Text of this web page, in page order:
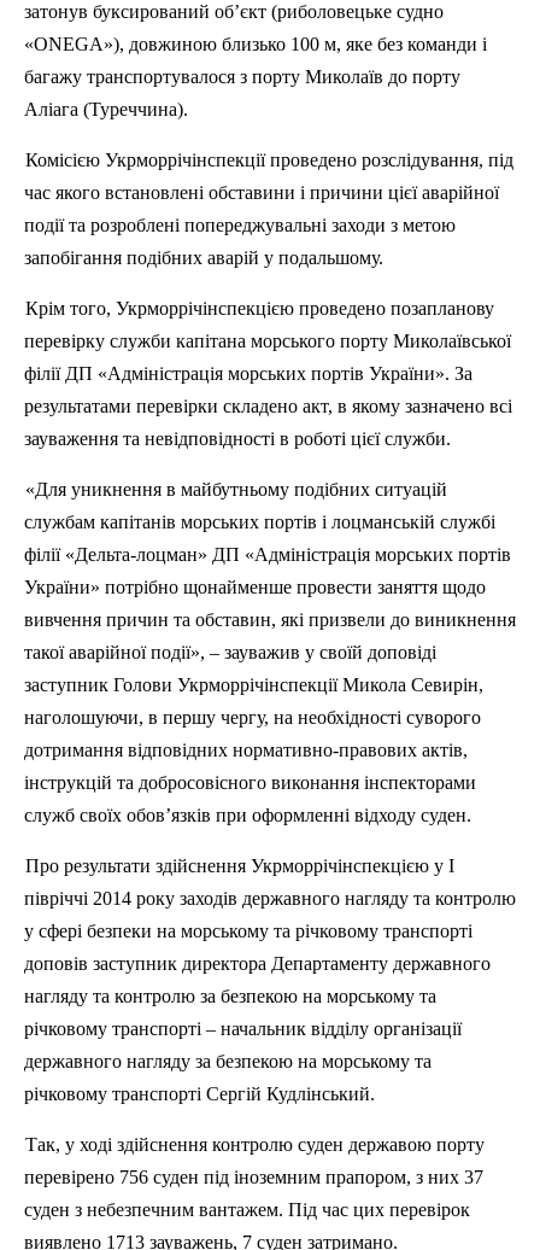
затонув буксирований об’єкт (риболовецьке судно
«ONEGA»), довжиною близько 100 м, яке без команди і
багажу транспортувалося з порту Миколаїв до порту
Аліага (Туреччина).
Комісією Укрморрічінспекціїпроведено розслідування, під
час якого встановлені обставини і причини цієї аварійної
події та розроблені попереджувальні заходи з метою
запобігання подібних аварій у подальшому.
Крім того, Укрморрічінспекцією проведено позапланову
перевірку служби капітана морського порту Миколаївської
філії ДП «Адміністрація морських портів України». За
результатами перевірки складено акт, в якому зазначено всі
зауваження та невідповідності в роботі цієї служби.
«Для уникнення в майбутньому подібних ситуацій
службам капітанів морських портів і лоцманській службі
філії «Дельта-лоцман» ДП «Адміністрація морських портів
України» потрібно щонайменше провести заняття щодо
вивчення причин та обставин, які призвели до виникнення
такої аварійної події», – зауважив у своїй доповіді
заступник Голови УкрморрічінспекціїМикола Севирін,
наголошуючи, в першу чергу, на необхідності суворого
дотримання відповідних нормативно-правових актів,
інструкцій та добросовісного виконання інспекторами
служб своїх обов’язків при оформленні відходу суден.
Про результати здійснення Укрморрічінспекцією у І
півріччі 2014 року заходів державного нагляду та контролю
у сфері безпеки на морському та річковому транспорті
доповів заступник директора Департаменту державного
нагляду та контролю за безпекою на морському та
річковому транспорті – начальник відділу організації
державного нагляду за безпекою на морському та
річковому транспорті Сергій Кудлінський.
Так, у ході здійснення контролю суден державою порту
перевірено 756 суден під іноземним прапором, з них 37
суден з небезпечним вантажем. Під час цих перевірок
виявлено 1713 зауважень, 7 суден затримано.